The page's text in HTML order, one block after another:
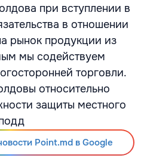
при вступлении в
в отношении
рынок продукции из
мы содействуем
торговли.
относительно
защиты местного
Point.md в Google